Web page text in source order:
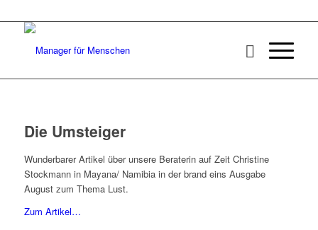
Die Umsteiger
Wunderbarer Artikel über unsere Beraterin auf Zeit Christine
Stockmann in Mayana/ Namibia in der brand eins Ausgabe
August zum Thema Lust.
Zum Artikel…